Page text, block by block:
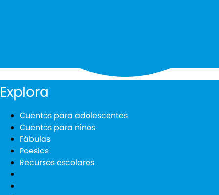
Explora
Cuentos para adolescentes
Cuentos para niños
Fábulas
Poesías
Recursos escolares